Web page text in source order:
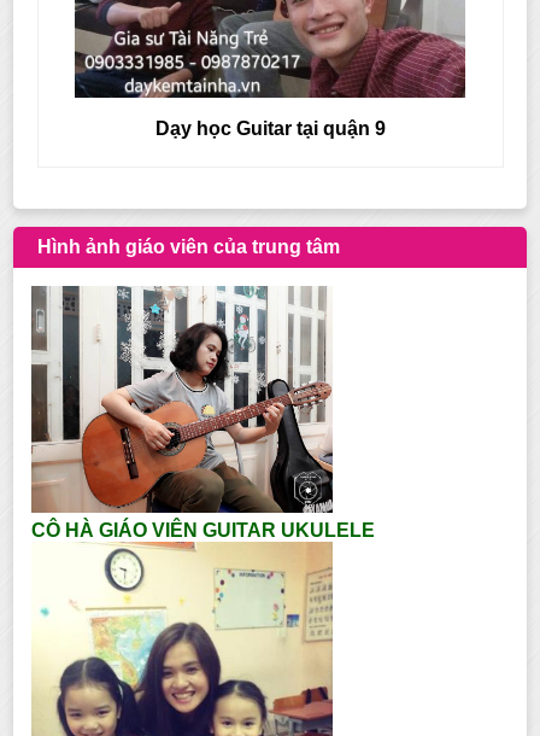
Dạy học Guitar tại quận 9
Hình ảnh giáo viên của trung tâm
CÔ HÀ GIÁO VIÊN GUITAR UKULELE